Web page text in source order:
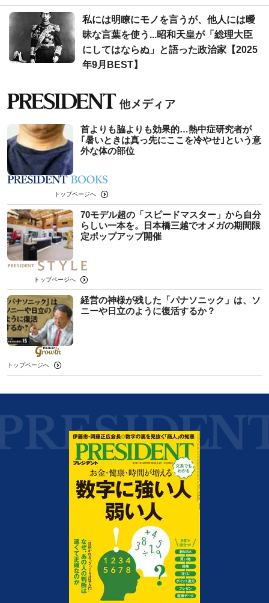
私には明瞭にモノを言うが、他人には曖
昧な言葉を使う...昭和天皇が「総理大臣
にしてはならぬ」と語った政治家【2025
年9月BEST】
首よりも脇よりも効果的…熱中症研究者が
｢暑いときは真っ先にここを冷やせ｣という意
外な体の部位
トップページへ
70モデル超の「スピードマスター」から自分
らしい一本を。日本橋三越でオメガの期間限
定ポップアップ開催
トップページへ
経営の神様が残した「パナソニック」は、ソ
ニーや日立のように復活するか？
トップページへ